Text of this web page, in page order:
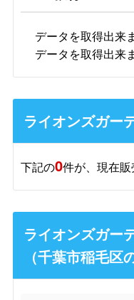
データを取得出来
データを取得出来
ライオンズガー
下記の0件が、現在販
ライオンズガー
（千葉市稲毛区